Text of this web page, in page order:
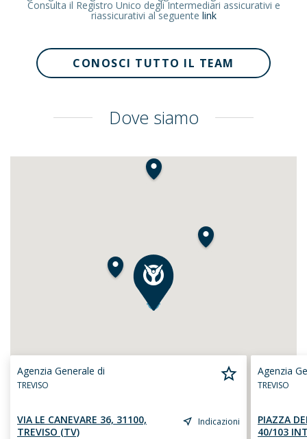
Consulta il Registro Unico degli Intermediari assicurativi e
riassicurativi al seguente link
CONOSCI TUTTO IL TEAM
Dove siamo
Agenzia Generale di
TREVISO
VIA LE CANEVARE 36, 31100,
TREVISO (TV)
Indicazioni
Agenzia
TREVISO
PIAZZA
40/103